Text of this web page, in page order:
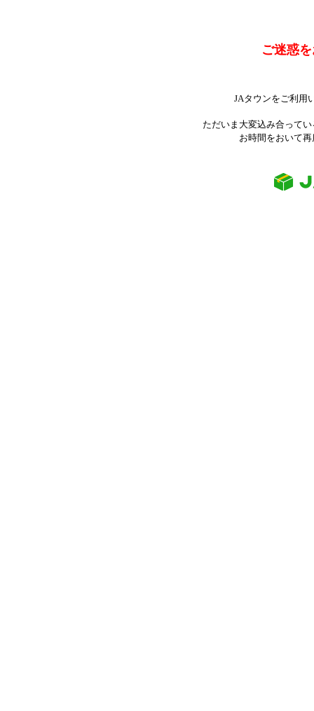
ご迷惑
JAタウンをご利用
ただいま大変込み合って
お時間をおいて